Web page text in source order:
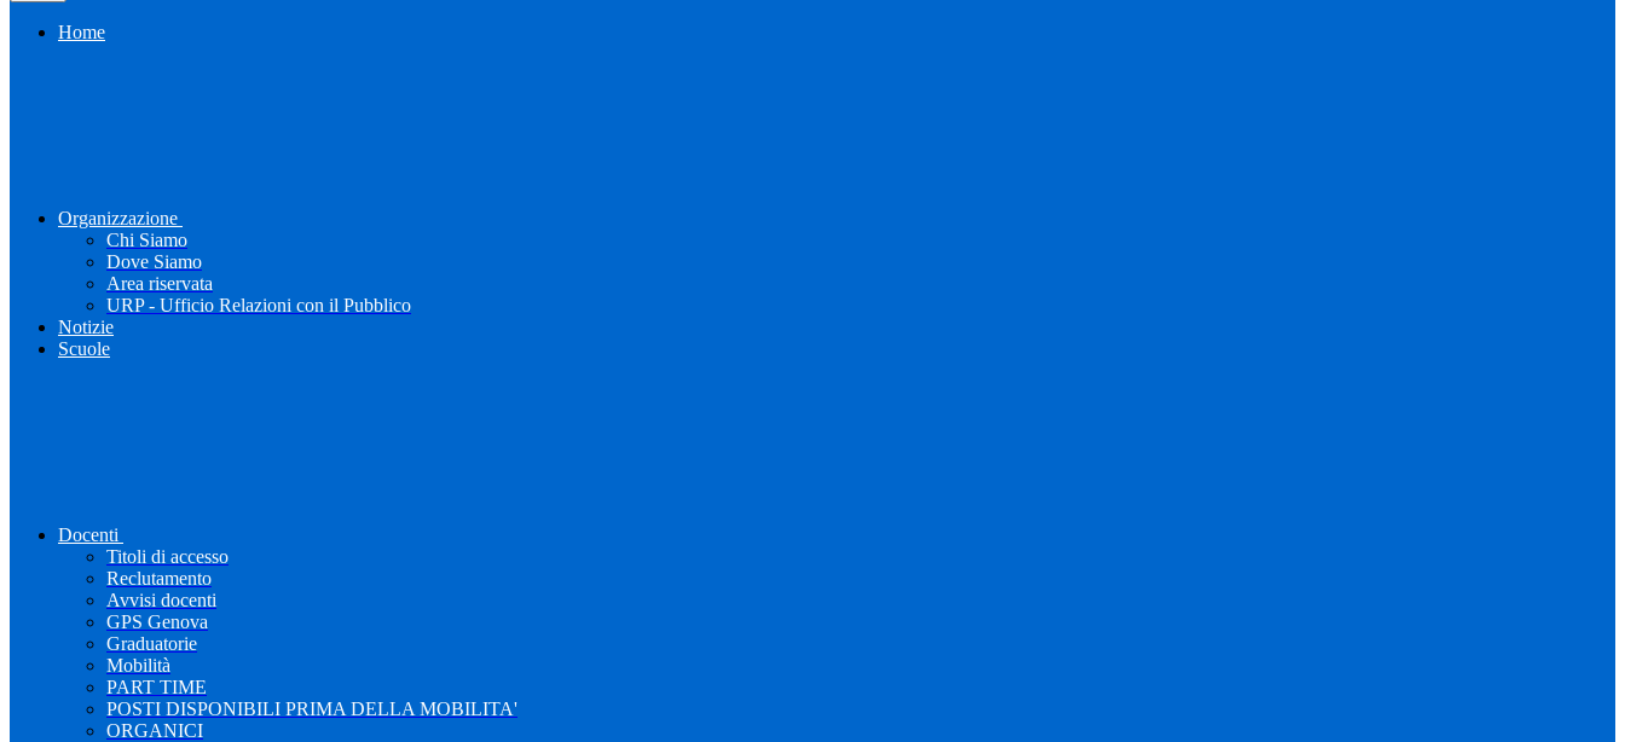
Home
Organizzazione
Chi Siamo
Dove Siamo
Area riservata
URP - Ufficio Relazioni con il Pubblico
Notizie
Scuole
Docenti
Titoli di accesso
Reclutamento
Avvisi docenti
GPS Genova
Graduatorie
Mobilità
PART TIME
POSTI DISPONIBILI PRIMA DELLA MOBILITA'
ORGANICI